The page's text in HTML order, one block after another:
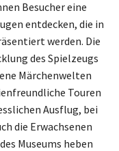
Besucher eine
entdecken, die in
werden. Die
des Spielzeugs
Märchenwelten
Touren
Ausflug, bei
die Erwachsenen
Museums heben